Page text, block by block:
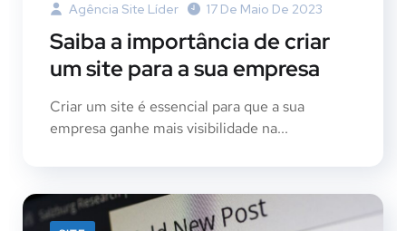
Agência Site Líder 17 De Maio De 2023
Saiba a importância de criar
um site para a sua empresa
Criar um site é essencial para que a sua
empresa ganhe mais visibilidade na...